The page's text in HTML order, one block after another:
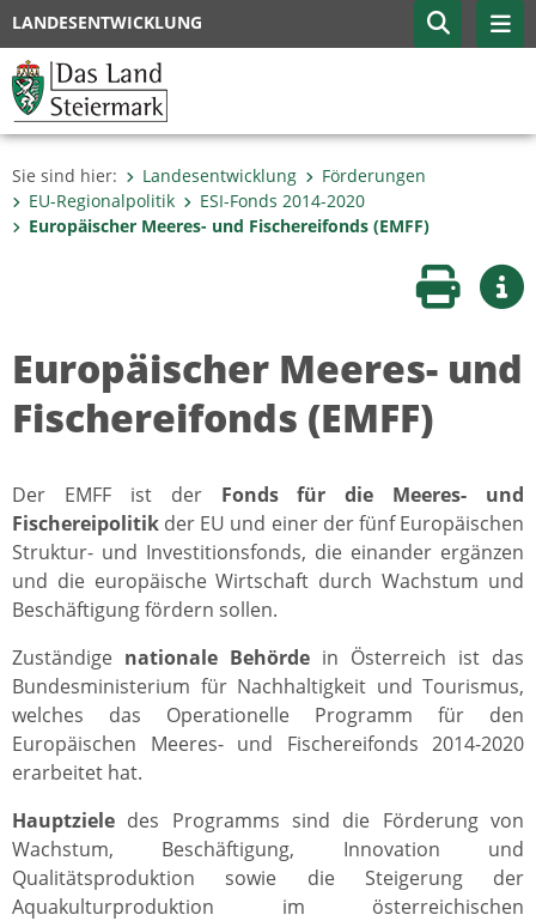
LANDESENTWICKLUNG
Sie sind hier: Landesentwicklung
Förderungen
EU-Regionalpolitik
ESI-Fonds 2014-2020
Europäischer Meeres- und Fischereifonds (EMFF)
Seite
Europäischer Meeres- und
Fischereifonds (EMFF)
Der EMFF ist der Fonds für die Meeres- und
Fischereipolitik der EU und einer der fünf Europäischen
Struktur- und Investitionsfonds, die einander ergänzen
und die europäische Wirtschaft durch Wachstum und
Beschäftigung fördern sollen.
Zuständige nationale Behörde in Österreich ist das
Bundesministerium für Nachhaltigkeit und Tourismus,
welches das Operationelle Programm für den
Europäischen Meeres- und Fischereifonds 2014-2020
erarbeitet hat.
Hauptziele des Programms sind die Förderung von
Wachstum, Beschäftigung, Innovation und
Qualitätsproduktion sowie die Steigerung der
Aquakulturproduktion im österreichischen